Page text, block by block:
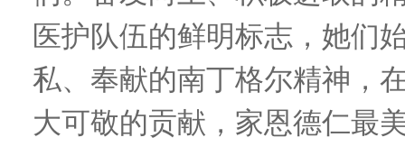
医护队伍的鲜明标志，她们
私、奉献的南丁格尔精神，
大可敬的贡献，家恩德仁最